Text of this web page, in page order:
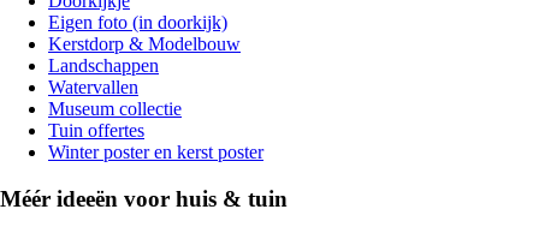
Eigen foto (in doorkijk)
Kerstdorp & Modelbouw
Landschappen
Watervallen
Museum collectie
Tuin offertes
Winter poster en kerst poster
Méér ideeën voor huis & tuin